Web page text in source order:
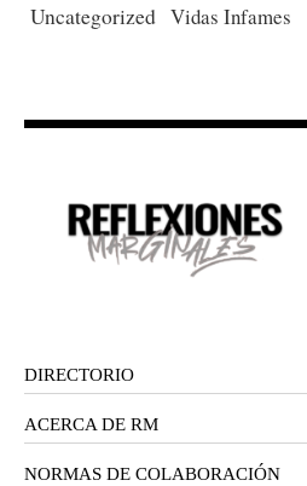
Uncategorized Vidas Infames
DIRECTORIO
ACERCA DE RM
NORMAS DE COLABORACIÓN